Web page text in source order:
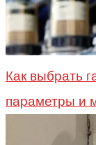
Как выбрать
параметры и